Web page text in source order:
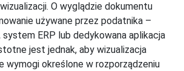
O wyglądzie dokumentu
używane przez podatnika –
ERP lub dedykowana aplikacja
jest jednak, aby wizualizacja
wymogi określone w rozporządzeniu